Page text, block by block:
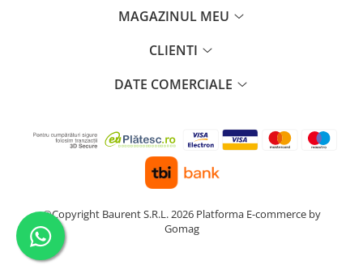
MAGAZINUL MEU
CLIENTI
DATE COMERCIALE
©Copyright Baurent S.R.L. 2026 Platforma E-commerce by
Gomag